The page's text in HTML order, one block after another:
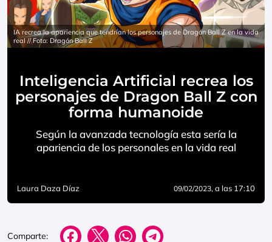
IA recrea la apariencia que tendrían los personajes de Dragón Ball Z en la vida
real // Foto: Dragón Ball Z
Inteligencia Artificial recrea los
personajes de Dragon Ball Z con
forma humanoide
Según la avanzada tecnología esta sería la
apariencia de los personales en la vida real
Laura Daza Díaz 09/02/2023, a las 17:10
Comparte: